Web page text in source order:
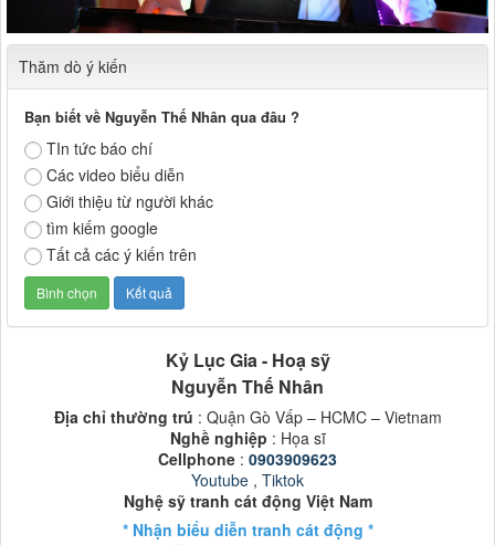
Thăm dò ý kiến
Bạn biết về Nguyễn Thế Nhân qua đâu ?
TIn tức báo chí
Các video biểu diễn
Giới thiệu từ người khác
tìm kiếm google
Tất cả các ý kiến trên
Kỷ Lục Gia - Hoạ sỹ
Nguyễn Thế Nhân
Địa chỉ thường trú : Quận Gò Vấp – HCMC – Vietnam
Nghề nghiệp : Họa sĩ
Cellphone : 0903909623
Youtube , Tiktok
Nghệ sỹ tranh cát động Việt Nam
* Nhận biểu diễn tranh cát động *